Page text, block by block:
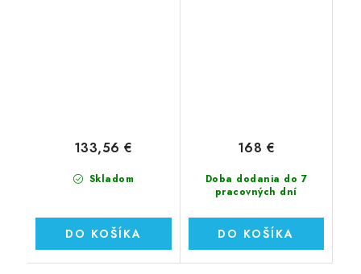
Skladom
133,56 €
DO KOŠÍKA
Doba dodania do 7
pracovných dní
168 €
DO KOŠÍKA